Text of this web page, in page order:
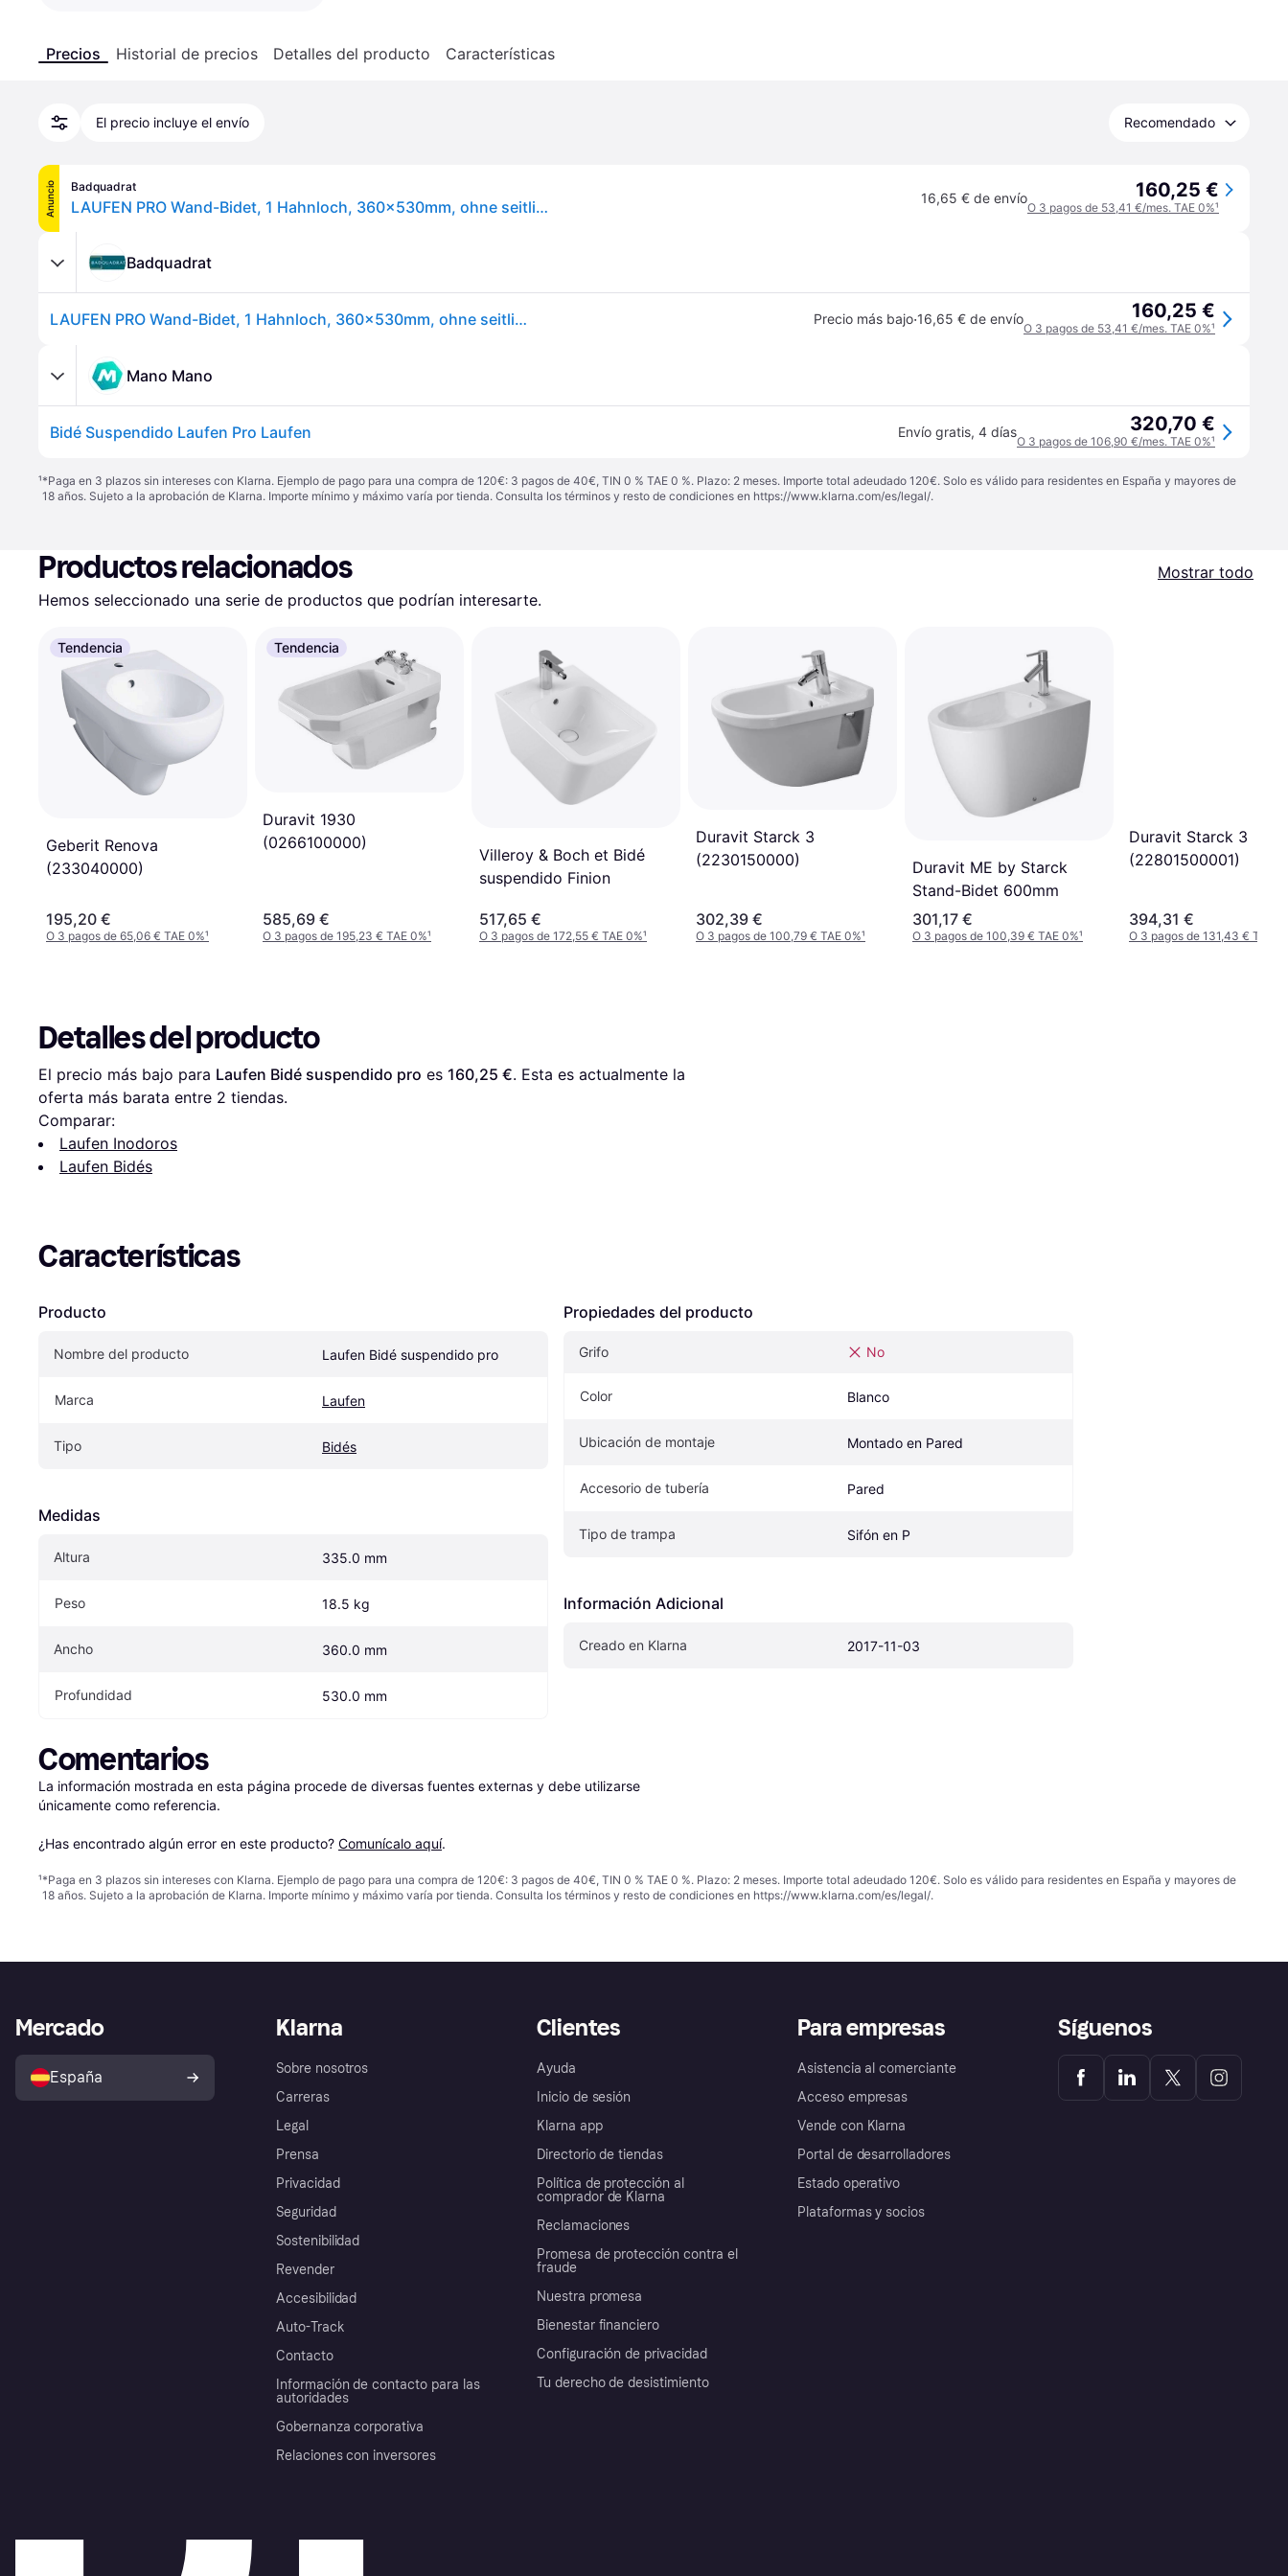
Precios Historial de precios Detalles del producto Características
El precio incluye el envío Recomendado
Anuncio Badquadrat
LAUFEN PRO Wand-Bidet, 1 Hahnloch, 360x530mm, ohne seitliches Loch für Wasseranschluss, H8309520003021 16,65 € de envío 160,25 €
O 3 pagos de 53,41 €/mes. TAE 0%¹
Badquadrat
LAUFEN PRO Wand-Bidet, 1 Hahnloch, 360x530mm, ohne seitliches Loch für Wasseranschluss, H8309520003021 Precio más bajo·16,65 € de envío 160,25 €
O 3 pagos de 53,41 €/mes. TAE 0%¹
Mano Mano
Bidé Suspendido Laufen Pro Laufen Envío gratis, 4 días 320,70 €
O 3 pagos de 106,90 €/mes. TAE 0%¹
¹*Paga en 3 plazos sin intereses con Klarna. Ejemplo de pago para una compra de 120€: 3 pagos de 40€, TIN 0 % TAE 0 %. Plazo: 2 meses. Importe total adeudado 120€. Solo es válido para residentes en España y mayores de
18 años. Sujeto a la aprobación de Klarna. Importe mínimo y máximo varía por tienda. Consulta los términos y resto de condiciones en https://www.klarna.com/es/legal/.
Productos relacionados
Mostrar todo
Hemos seleccionado una serie de productos que podrían interesarte.
Tendencia
Geberit Renova
(233040000)
195,20 €
O 3 pagos de 65,06 € TAE 0%¹
Tendencia
Duravit 1930
(0266100000)
585,69 €
O 3 pagos de 195,23 € TAE 0%¹
Villeroy & Boch et Bidé
suspendido Finion
517,65 €
O 3 pagos de 172,55 € TAE 0%¹
Duravit Starck 3
(2230150000)
302,39 €
O 3 pagos de 100,79 € TAE 0%¹
Duravit ME by Starck
Stand-Bidet 600mm
301,17 €
O 3 pagos de 100,39 € TAE 0%¹
Duravit Starck 3
(22801500001)
394,31 €
O 3 pagos de 131,43 € TAE
Detalles del producto
El precio más bajo para Laufen Bidé suspendido pro es 160,25 €. Esta es actualmente la
oferta más barata entre 2 tiendas.
Comparar:
Laufen Inodoros
Laufen Bidés
Características
Producto
Nombre del producto Laufen Bidé suspendido pro
Marca Laufen
Tipo Bidés
Medidas
Altura 335.0 mm
Peso 18.5 kg
Ancho 360.0 mm
Profundidad 530.0 mm
Propiedades del producto
Grifo No
Color Blanco
Ubicación de montaje Montado en Pared
Accesorio de tubería Pared
Tipo de trampa Sifón en P
Información Adicional
Creado en Klarna 2017-11-03
Comentarios
La información mostrada en esta página procede de diversas fuentes externas y debe utilizarse
únicamente como referencia.
¿Has encontrado algún error en este producto? Comunícalo aquí.
¹*Paga en 3 plazos sin intereses con Klarna. Ejemplo de pago para una compra de 120€: 3 pagos de 40€, TIN 0 % TAE 0 %. Plazo: 2 meses. Importe total adeudado 120€. Solo es válido para residentes en España y mayores de
18 años. Sujeto a la aprobación de Klarna. Importe mínimo y máximo varía por tienda. Consulta los términos y resto de condiciones en https://www.klarna.com/es/legal/.
Klarna
Sobre nosotros
Carreras
Legal
Prensa
Privacidad
Seguridad
Sostenibilidad
Revender
Accesibilidad
Auto-Track
Contacto
Información de contacto para las
autoridades
Gobernanza corporativa
Relaciones con inversores
Clientes
Ayuda
Inicio de sesión
Klarna app
Directorio de tiendas
Política de protección al
comprador de Klarna
Reclamaciones
Promesa de protección contra el
fraude
Nuestra promesa
Bienestar financiero
Configuración de privacidad
Tu derecho de desistimiento
Para empresas
Asistencia al comerciante
Acceso empresas
Vende con Klarna
Portal de desarrolladores
Estado operativo
Plataformas y socios
Mercado
España
Síguenos